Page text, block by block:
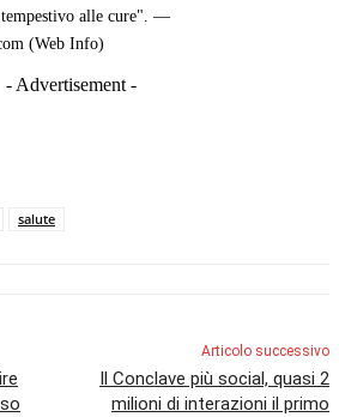
tempestivo alle cure". —
(Web Info)
- Advertisement -
salute
Articolo successivo
Il Conclave più social, quasi 2
milioni di interazioni il primo